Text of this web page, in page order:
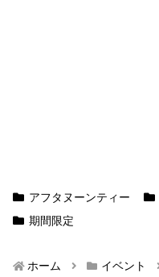
アフタヌーンティー
期間限定
ホーム イベント